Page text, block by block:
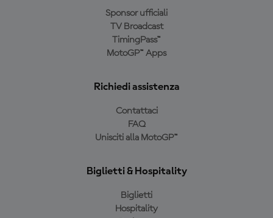
Sponsor ufficiali
TV Broadcast
TimingPass™
MotoGP™ Apps
Richiedi assistenza
Contattaci
FAQ
Unisciti alla MotoGP™
Biglietti & Hospitality
Biglietti
Hospitality